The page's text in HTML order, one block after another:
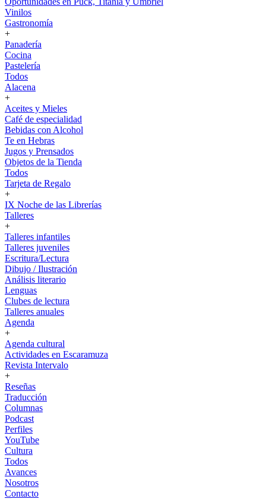
Vinilos
Gastronomía
+
Panadería
Cocina
Pastelería
Todos
Alacena
+
Aceites y Mieles
Café de especialidad
Bebidas con Alcohol
Te en Hebras
Jugos y Prensados
Objetos de la Tienda
Todos
Tarjeta de Regalo
+
IX Noche de las Librerías
Talleres
+
Talleres infantiles
Talleres juveniles
Escritura/Lectura
Dibujo / Ilustración
Análisis literario
Lenguas
Clubes de lectura
Talleres anuales
Agenda
+
Agenda cultural
Actividades en Escaramuza
Revista Intervalo
+
Reseñas
Traducción
Columnas
Podcast
Perfiles
YouTube
Cultura
Todos
Avances
Nosotros
Contacto